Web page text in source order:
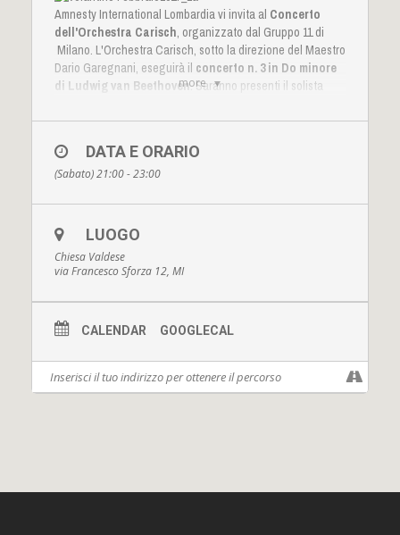
more
Amnesty International Lombardia vi invita al Concerto
dell'Orchestra Carisch, organizzato dal Gruppo 11 di
Milano. L'Orchestra Carisch, sotto la direzione del Maestro
Dario Garegnani, eseguirà il concerto n. 3 in Do minore
di Ludwig van Beethoven. Saranno presenti il solista
Cavuotoal violoncello, eLorena Portalupial pianoforte.
Amnesty International. Gli attivisti del Gruppo 11 saranno
presenti con un tavolino r la raccolta di firme su casi di
Seguite l'evento anche su
DATA E ORARIO
(Sabato) 21:00 - 23:00
LUOGO
Chiesa Valdese
via Francesco Sforza 12, MI
CALENDAR GOOGLECAL